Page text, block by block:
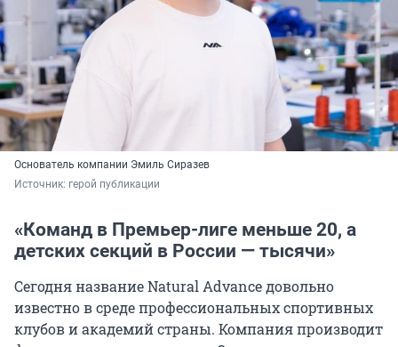
Основатель компании Эмиль Сиразев
Источник: герой публикации
«Команд в Премьер-лиге меньше 20, а
детских секций в России — тысячи»
Сегодня название Natural Advance довольно
известно в среде профессиональных спортивных
клубов и академий страны. Компания производит